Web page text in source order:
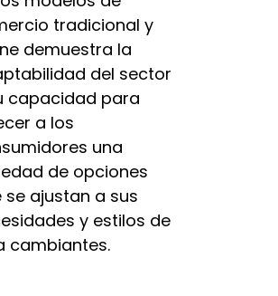
tradicional y
demuestra la
del sector
capacidad para
a los
una
de opciones
se ajustan a sus
y estilos de
cambiantes.